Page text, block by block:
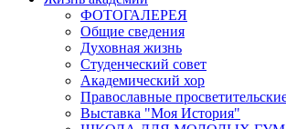
ФОТОГАЛЕРЕЯ
Общие сведения
Духовная жизнь
Студенческий совет
Академический хор
Православные
Выставка "Моя История"